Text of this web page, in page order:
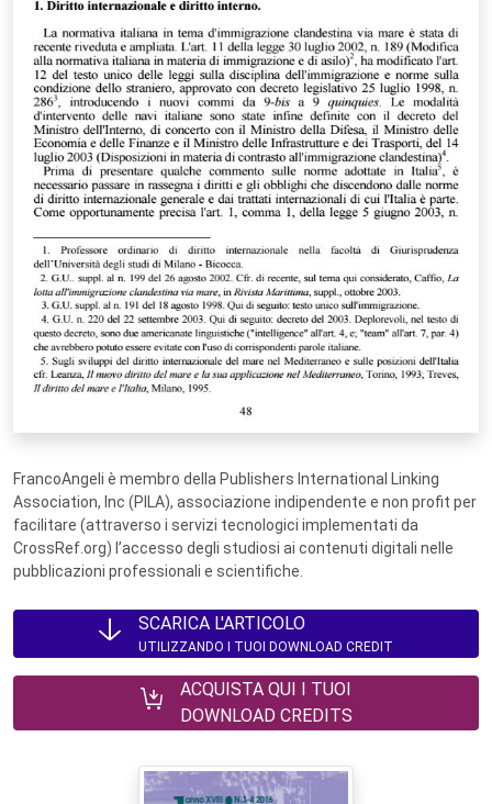
FrancoAngeli è membro della Publishers International Linking
Association, Inc (PILA), associazione indipendente e non profit per
facilitare (attraverso i servizi tecnologici implementati da
CrossRef.org) l’accesso degli studiosi ai contenuti digitali nelle
pubblicazioni professionali e scientifiche.
SCARICA L'ARTICOLO
UTILIZZANDO I TUOI DOWNLOAD CREDIT
ACQUISTA QUI I TUOI
DOWNLOAD CREDITS